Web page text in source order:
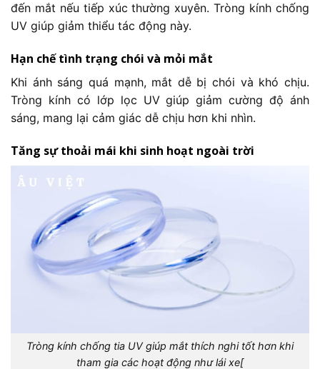
đến mắt nếu tiếp xúc thường xuyên. Tròng kính chống
UV giúp giảm thiểu tác động này.
Hạn chế tình trạng chói và mỏi mắt
Khi ánh sáng quá mạnh, mắt dễ bị chói và khó chịu.
Tròng kính có lớp lọc UV giúp giảm cường độ ánh
sáng, mang lại cảm giác dễ chịu hơn khi nhìn.
Tăng sự thoải mái khi sinh hoạt ngoài trời
Tròng kính chống tia UV giúp mắt thích nghi tốt hơn khi
tham gia các hoạt động như lái xe[